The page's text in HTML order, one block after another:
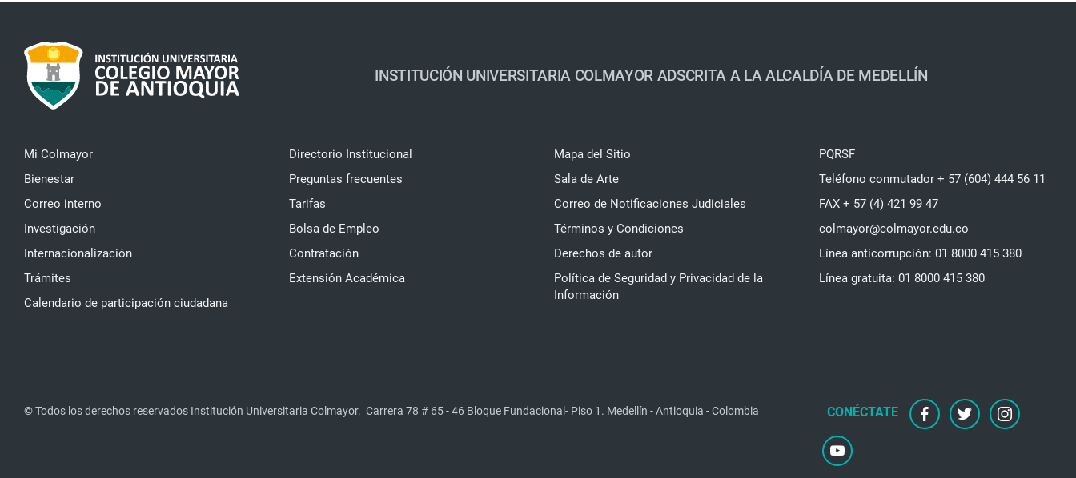
INSTITUCIÓN UNIVERSITARIA COLMAYOR ADSCRITA A LA ALCALDÍA DE MEDELLÍN
Mi Colmayor
Bienestar
Correo interno
Investigación
Internacionalización
Trámites
Calendario de participación ciudadana
Directorio Institucional
Preguntas frecuentes
Tarifas
Bolsa de Empleo
Contratación
Extensión Académica
Mapa del Sitio
Sala de Arte
Correo de Notificaciones Judiciales
Términos y Condiciones
Derechos de autor
Política de Seguridad y Privacidad de la
Información
PQRSF
Teléfono conmutador + 57 (604) 444 56 11
FAX + 57 (4) 421 99 47
colmayor@colmayor.edu.co
Línea anticorrupción: 01 8000 415 380
Línea gratuita: 01 8000 415 380
© Todos los derechos reservados Institución Universitaria Colmayor. Carrera 78 # 65 - 46 Bloque Fundacional- Piso 1. Medellín - Antioquia - Colombia facebooktwitter instagram
youtube